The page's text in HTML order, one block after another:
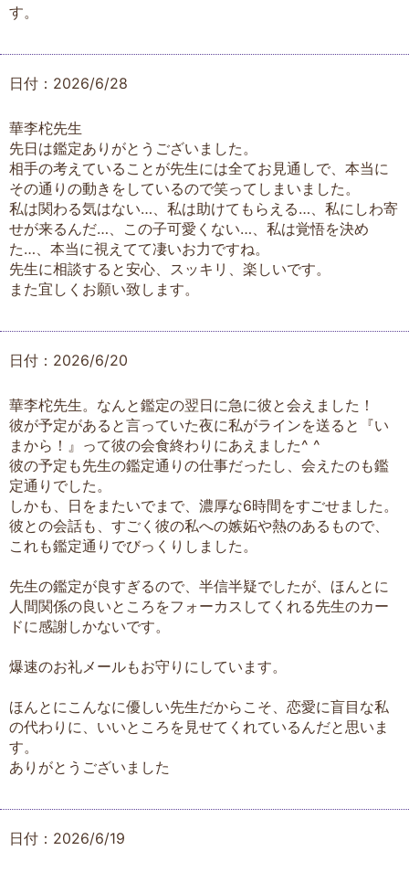
す。
日付：2026/6/28
華李柁先生
先日は鑑定ありがとうございました。
相手の考えていることが先生には全てお見通しで、本当に
その通りの動きをしているので笑ってしまいました。
私は関わる気はない…、私は助けてもらえる…、私にしわ寄
せが来るんだ…、この子可愛くない…、私は覚悟を決め
た…、本当に視えてて凄いお力ですね。
先生に相談すると安心、スッキリ、楽しいです。
また宜しくお願い致します。
日付：2026/6/20
華李柁先生。なんと鑑定の翌日に急に彼と会えました！
彼が予定があると言っていた夜に私がラインを送ると『い
まから！』って彼の会食終わりにあえました^ ^
彼の予定も先生の鑑定通りの仕事だったし、会えたのも鑑
定通りでした。
しかも、日をまたいでまで、濃厚な6時間をすごせました。
彼との会話も、すごく彼の私への嫉妬や熱のあるもので、
これも鑑定通りでびっくりしました。
先生の鑑定が良すぎるので、半信半疑でしたが、ほんとに
人間関係の良いところをフォーカスしてくれる先生のカー
ドに感謝しかないです。
爆速のお礼メールもお守りにしています。
ほんとにこんなに優しい先生だからこそ、恋愛に盲目な私
の代わりに、いいところを見せてくれているんだと思いま
す。
ありがとうございました
日付：2026/6/19